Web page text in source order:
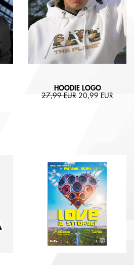
HOODIE LOGO
27,99 EUR 20,99 EUR